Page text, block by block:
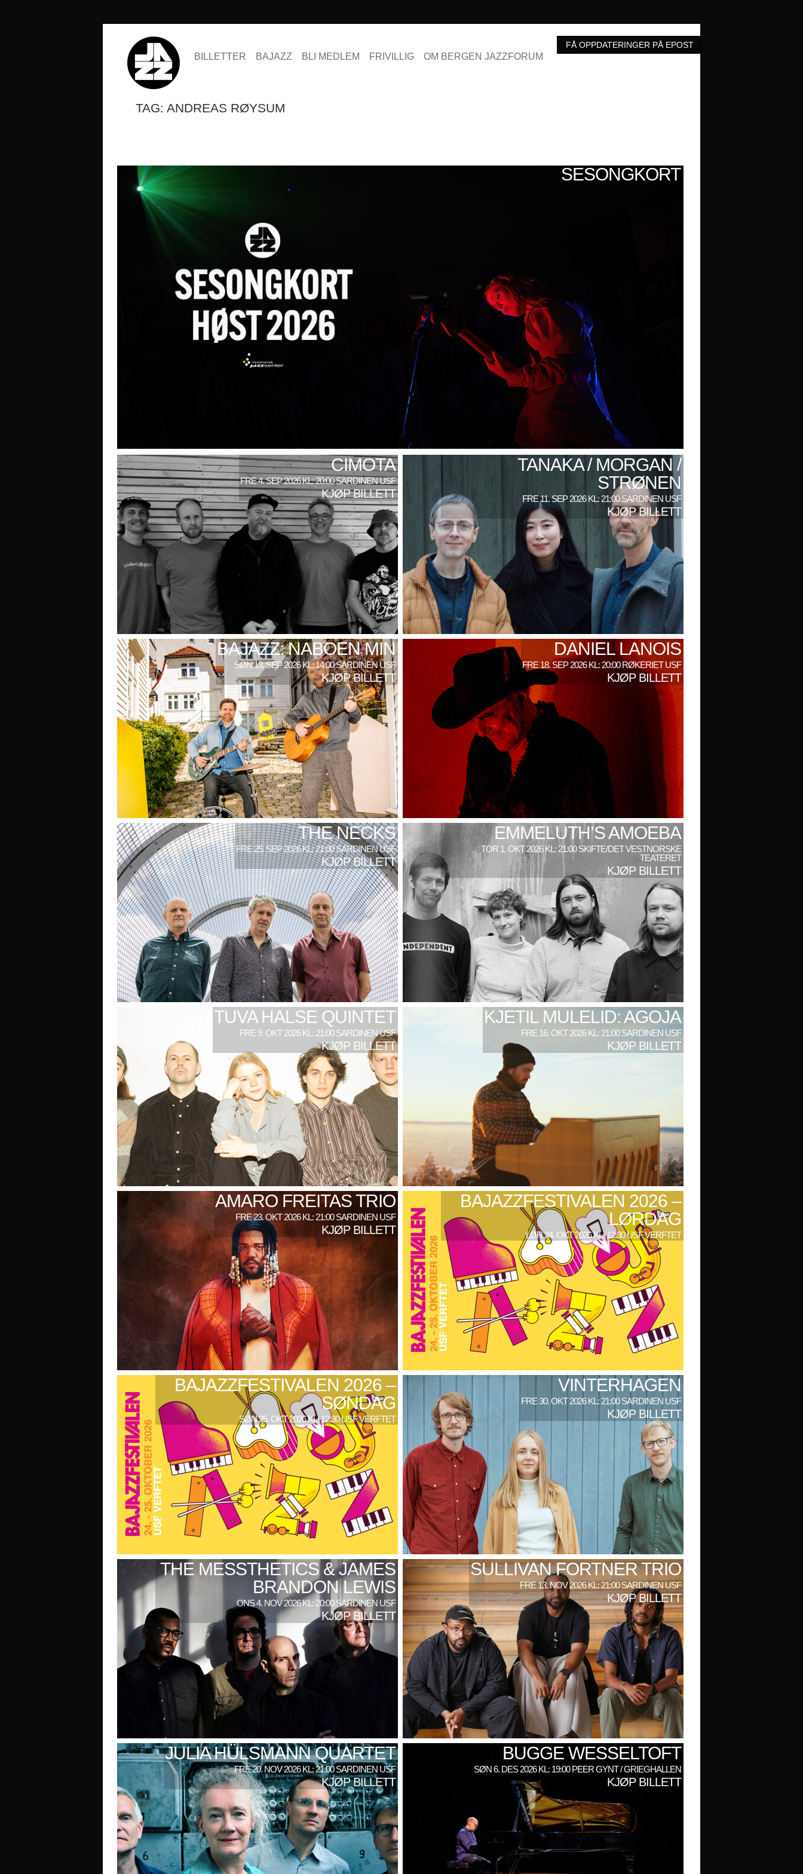
BILLETTER BAJAZZ BLI MEDLEM FRIVILLIG OM BERGEN JAZZFORUM
TAG: ANDREAS RØYSUM
SESONGKORT
CIMOTA
FRE 4. SEP 2026 KL: 20:00 SARDINEN USF
KJØP BILLETT
TANAKA / MORGAN /
STRØNEN
FRE 11. SEP 2026 KL: 21:00 SARDINEN USF
KJØP BILLETT
BAJAZZ: NABOEN MIN
SØN 13. SEP 2026 KL: 14:00 SARDINEN USF
KJØP BILLETT
DANIEL LANOIS
FRE 18. SEP 2026 KL: 20:00 RØKERIET USF
KJØP BILLETT
THE NECKS
FRE 25. SEP 2026 KL: 21:00 SARDINEN USF
KJØP BILLETT
EMMELUTH’S AMOEBA
TOR 1. OKT 2026 KL: 21:00 SKIFTE/DET VESTNORSKE
TEATERET
KJØP BILLETT
TUVA HALSE QUINTET
FRE 9. OKT 2026 KL: 21:00 SARDINEN USF
KJØP BILLETT
KJETIL MULELID: AGOJA
FRE 16. OKT 2026 KL: 21:00 SARDINEN USF
KJØP BILLETT
AMARO FREITAS TRIO
FRE 23. OKT 2026 KL: 21:00 SARDINEN USF
KJØP BILLETT
BAJAZZFESTIVALEN 2026 –
LØRDAG
LØR 24. OKT 2026 KL: 12:30 USF VERFTET
BAJAZZFESTIVALEN 2026 –
SØNDAG
SØN 25. OKT 2026 KL: 12:30 USF VERFTET
VINTERHAGEN
FRE 30. OKT 2026 KL: 21:00 SARDINEN USF
KJØP BILLETT
THE MESSTHETICS & JAMES
BRANDON LEWIS
ONS 4. NOV 2026 KL: 20:00 SARDINEN USF
KJØP BILLETT
SULLIVAN FORTNER TRIO
FRE 13. NOV 2026 KL: 21:00 SARDINEN USF
KJØP BILLETT
JULIA HÜLSMANN QUARTET
FRE 20. NOV 2026 KL: 21:00 SARDINEN USF
KJØP BILLETT
BUGGE WESSELTOFT
SØN 6. DES 2026 KL: 19:00 PEER GYNT / GRIEGHALLEN
KJØP BILLETT